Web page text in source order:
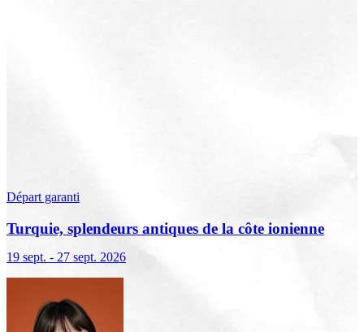
Départ garanti
Turquie, splendeurs antiques de la côte ionienne
19 sept. - 27 sept. 2026